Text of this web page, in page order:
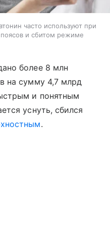
часто используют при
и сбитом режиме
более 8 млн
на сумму 4,7 млрд
и понятным
уснуть, сбился
.